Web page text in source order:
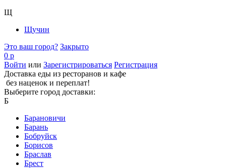
Щ
Щучин
Это ваш город? Закрыто
0 р
Войти или Зарегистрироваться Регистрация
Доставка еды из ресторанов и кафе
без наценок и переплат!
Выберите город доставки:
Б
Барановичи
Барань
Бобруйск
Борисов
Браслав
Брест